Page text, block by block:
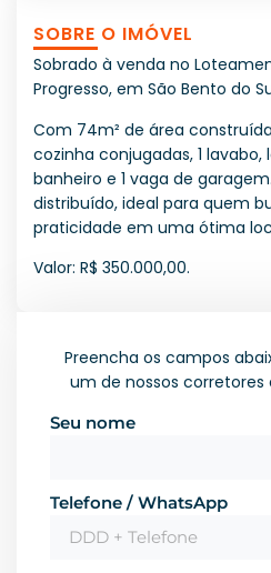
SOBRE O IMÓVEL
Sobrado à venda no
Progresso, em São Bento do
Com 74m² de área
cozinha conjugadas, 1 lavabo,
banheiro e 1 vaga de
distribuído, ideal para quem
praticidade em uma ótima
Valor: R$ 350.000,00.
Preencha os campos
um de nossos
Seu nome
Telefone / WhatsApp